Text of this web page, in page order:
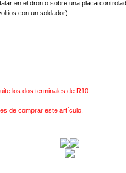
en el dron o sobre una placa
con un soldador)
los dos terminales de R10.
de comprar este artículo